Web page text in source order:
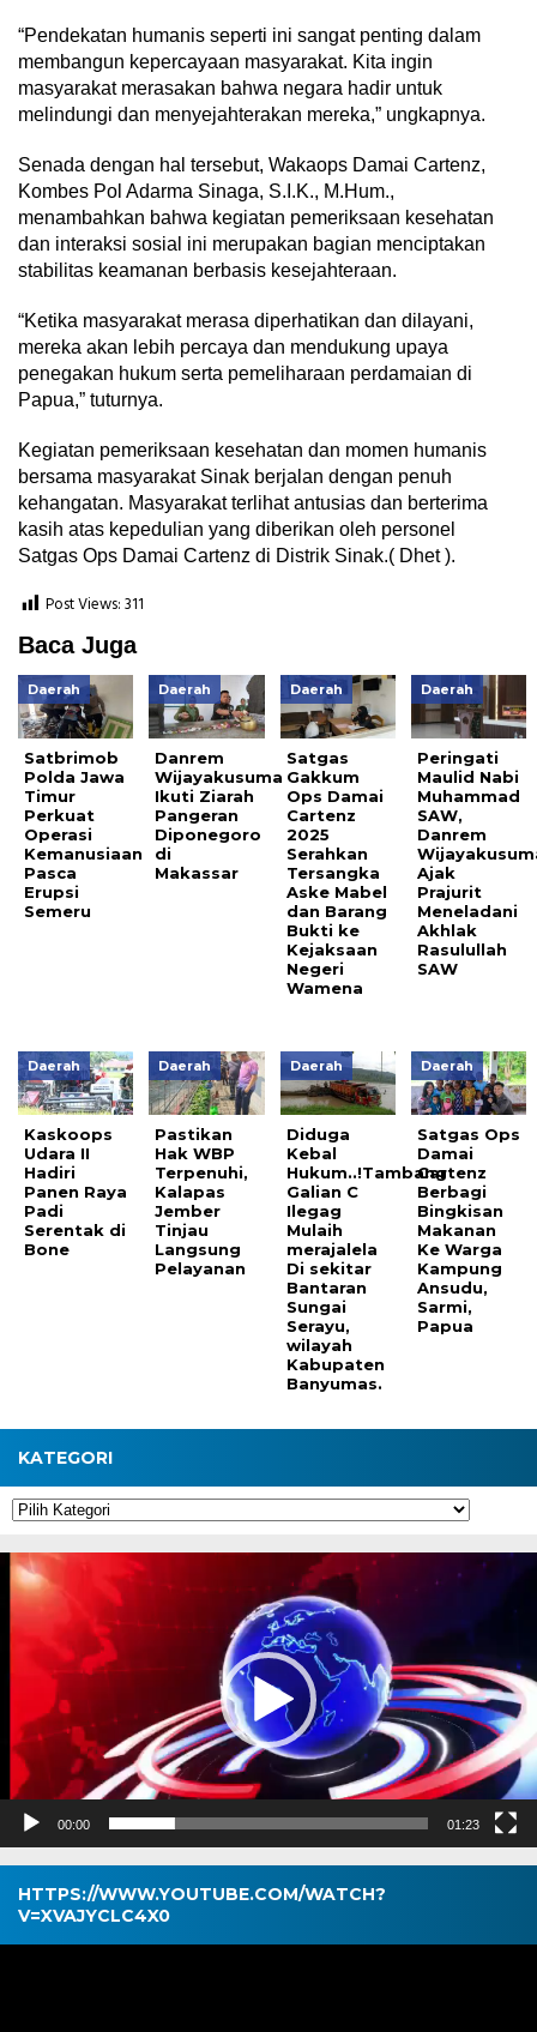
“Pendekatan humanis seperti ini sangat penting dalam
membangun kepercayaan masyarakat. Kita ingin
masyarakat merasakan bahwa negara hadir untuk
melindungi dan menyejahterakan mereka,” ungkapnya.
Senada dengan hal tersebut, Wakaops Damai Cartenz,
Kombes Pol Adarma Sinaga, S.I.K., M.Hum.,
menambahkan bahwa kegiatan pemeriksaan kesehatan
dan interaksi sosial ini merupakan bagian menciptakan
stabilitas keamanan berbasis kesejahteraan.
“Ketika masyarakat merasa diperhatikan dan dilayani,
mereka akan lebih percaya dan mendukung upaya
penegakan hukum serta pemeliharaan perdamaian di
Papua,” tuturnya.
Kegiatan pemeriksaan kesehatan dan momen humanis
bersama masyarakat Sinak berjalan dengan penuh
kehangatan. Masyarakat terlihat antusias dan berterima
kasih atas kepedulian yang diberikan oleh personel
Satgas Ops Damai Cartenz di Distrik Sinak.( Dhet ).
Post Views:311
Baca Juga
Daerah
Satbrimob
Polda Jawa
Timur
Perkuat
Operasi
Kemanusiaan
Pasca
Erupsi
Semeru
Daerah
Danrem
Wijayakusuma
Ikuti Ziarah
Pangeran
Diponegoro
di
Makassar
Daerah
Satgas
Gakkum
Ops Damai
Cartenz
2025
Serahkan
Tersangka
Aske Mabel
dan Barang
Bukti ke
Kejaksaan
Negeri
Wamena
Daerah
Peringati
Maulid Nabi
Muhammad
SAW,
Danrem
Ajak
Prajurit
Meneladani
Akhlak
Rasulullah
SAW
Daerah
Kaskoops
Udara II
Hadiri
Panen Raya
Padi
Serentak di
Bone
Daerah
Pastikan
Hak WBP
Terpenuhi,
Kalapas
Jember
Tinjau
Langsung
Pelayanan
Daerah
Diduga
Kebal
Hukum..!Tambang
Galian C
Ilegag
Mulaih
merajalela
Di sekitar
Bantaran
Sungai
Serayu,
wilayah
Kabupaten
Banyumas.
Daerah
Satgas Ops
Damai
Cartenz
Berbagi
Bingkisan
Makanan
Ke Warga
Kampung
Ansudu,
Sarmi,
Papua
KATEGORI
Kategori
Pemutar
Video
00:00 01:23
HTTPS://WWW.YOUTUBE.COM/WATCH?
V=XVAJYCLC4X0
Pemutar